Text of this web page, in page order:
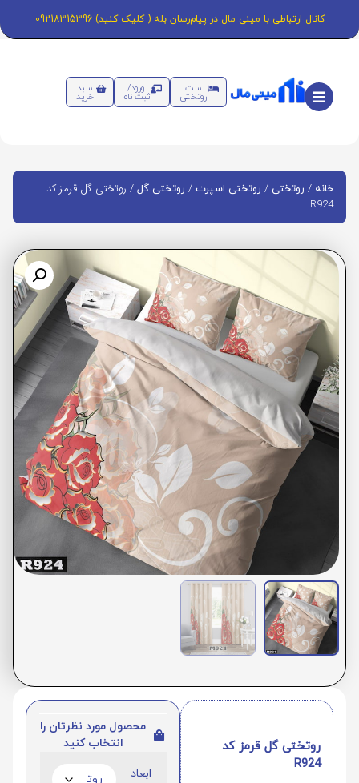
کانال ارتباطی با مینی مال در پیام‌رسان بله ( کلیک کنید) 09218315396
ست
روتختی
ورود/
ثبت نام
سبد
خرید
خانه / روتختی / روتختی اسپرت / روتختی گل / روتختی گل قرمز کد
R924
روتختی گل قرمز کد
R924
محصول مورد نظرتان را
انتخاب کنید
ابعاد